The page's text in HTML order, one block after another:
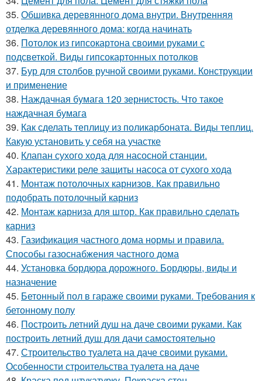
35. Обшивка деревянного дома внутри. Внутренняя
отделка деревянного дома: когда начинать
36. Потолок из гипсокартона своими руками с
подсветкой. Виды гипсокартонных потолков
37. Бур для столбов ручной своими руками. Конструкции
и применение
38. Наждачная бумага 120 зернистость. Что такое
наждачная бумага
39. Как сделать теплицу из поликарбоната. Виды теплиц.
Какую установить у себя на участке
40. Клапан сухого хода для насосной станции.
Характеристики реле защиты насоса от сухого хода
41. Монтаж потолочных карнизов. Как правильно
подобрать потолочный карниз
42. Монтаж карниза для штор. Как правильно сделать
карниз
43. Газификация частного дома нормы и правила.
Способы газоснабжения частного дома
44. Установка бордюра дорожного. Бордюры, виды и
назначение
45. Бетонный пол в гараже своими руками. Требования к
бетонному полу
46. Построить летний душ на даче своими руками. Как
построить летний душ для дачи самостоятельно
47. Строительство туалета на даче своими руками.
Особенности строительства туалета на даче